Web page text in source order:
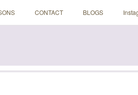
CONTACT BLOGS